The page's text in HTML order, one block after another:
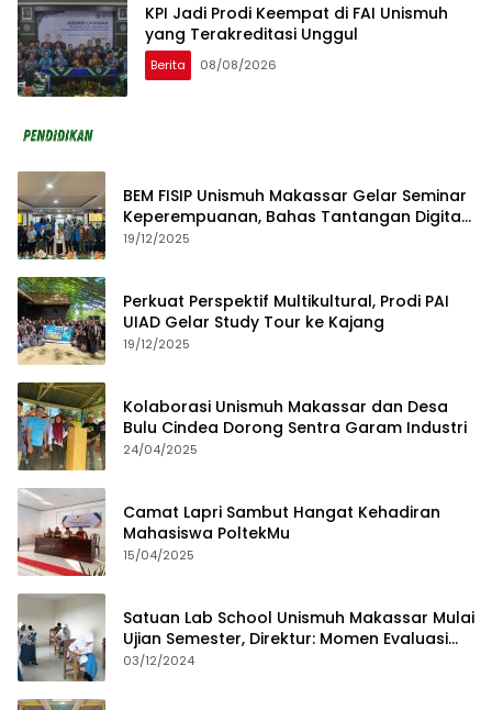
KPI Jadi Prodi Keempat di FAI Unismuh
yang Terakreditasi Unggul
Berita 08/08/2026
BEM FISIP Unismuh Makassar Gelar Seminar
Keperempuanan, Bahas Tantangan Digital
dan Budaya Lokal
19/12/2025
Perkuat Perspektif Multikultural, Prodi PAI
UIAD Gelar Study Tour ke Kajang
19/12/2025
Kolaborasi Unismuh Makassar dan Desa
Bulu Cindea Dorong Sentra Garam Industri
24/04/2025
Camat Lapri Sambut Hangat Kehadiran
Mahasiswa PoltekMu
15/04/2025
Satuan Lab School Unismuh Makassar Mulai
Ujian Semester, Direktur: Momen Evaluasi
Proses Pembelajaran
03/12/2024